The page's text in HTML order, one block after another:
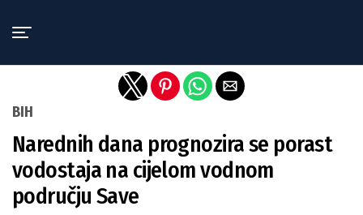
BIH
Narednih dana prognozira se porast
vodostaja na cijelom vodnom
području Save